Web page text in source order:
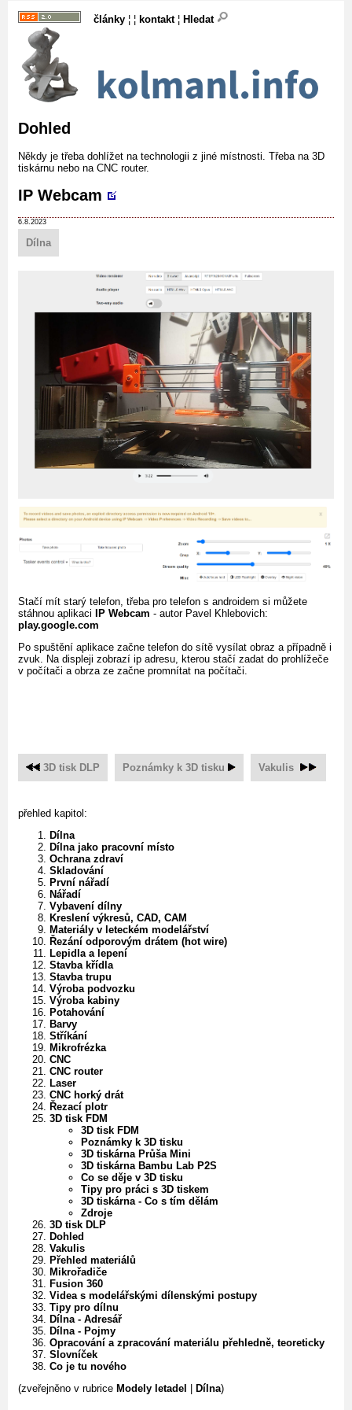
články ¦ ¦ kontakt¦ Hledat
Dohled
Někdy je třeba dohlížet na technologii z jiné místnosti. Třeba na 3D
tiskárnu nebo na CNC router.
IP Webcam
6.8.2023
Dílna
Stačí mít starý telefon, třeba pro telefon s androidem si můžete
stáhnou aplikaci
IP Webcam - autor Pavel Khlebovich:
play.google.com
Po spuštění aplikace začne telefon do sítě vysílat obraz a případně i
zvuk. Na displeji zobrazí ip adresu, kterou stačí zadat do prohlížeče
v počítači a obrza ze začne promnítat na počítači.
3D tisk DLP Poznámky k 3D tisku Vakulis
přehled kapitol:
Dílna
Dílna jako pracovní místo
Ochrana zdraví
Skladování
První nářadí
Nářadí
Vybavení dílny
Kreslení výkresů, CAD, CAM
Materiály v leteckém modelářství
Řezání odporovým drátem (hot wire)
Lepidla a lepení
Stavba křídla
Stavba trupu
Výroba podvozku
Výroba kabiny
Potahování
Barvy
Stříkání
Mikrofrézka
CNC
CNC router
Laser
CNC horký drát
Řezací plotr
3D tisk FDM
3D tisk FDM
Poznámky k 3D tisku
3D tiskárna Průša Mini
3D tiskárna Bambu Lab P2S
Co se děje v 3D tisku
Tipy pro práci s 3D tiskem
3D tiskárna - Co s tím dělám
Zdroje
3D tisk DLP
Dohled
Vakulis
Přehled materiálů
Mikrořadiče
Fusion 360
Videa s modelářskými dílenskými postupy
Tipy pro dílnu
Dílna - Adresář
Dílna - Pojmy
Opracování a zpracování materiálu přehledně, teoreticky
Slovníček
Co je tu nového
(zveřejněno v rubrice Modely letadel Dílna)